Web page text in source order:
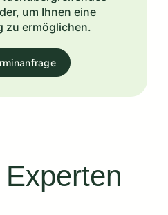
um Ihnen eine
zu ermöglichen.